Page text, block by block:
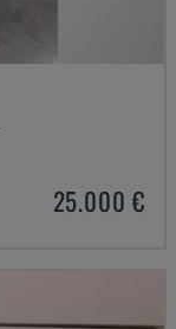
25.000 €